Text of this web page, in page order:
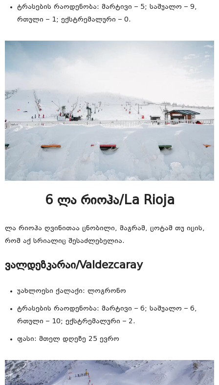
ტრასების რაოდენობა: მარტივი – 5; საშუალო – 9,
რთული – 1; ექსტრემალური – 0.
6 ლა რიოჰა/La Rioja
ლა რიოჰა ღვინითაა ცნობილი, მაგრამ, ცოტამ თუ იცის,
რომ აქ სრიალიც შესაძლებელია.
ვალდეზკარაი/Valdezcaray
უახლოესი ქალაქი: ლოგრონო
ტრასების რაოდენობა: მარტივი – 6; საშუალო – 6,
რთული – 10; ექსტრემალური – 2.
ფასი: მთელ დღეზე 25 ევრო